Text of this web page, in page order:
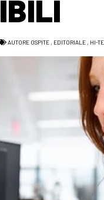
AUTORE OSPITE , EDITORIALE , HI-